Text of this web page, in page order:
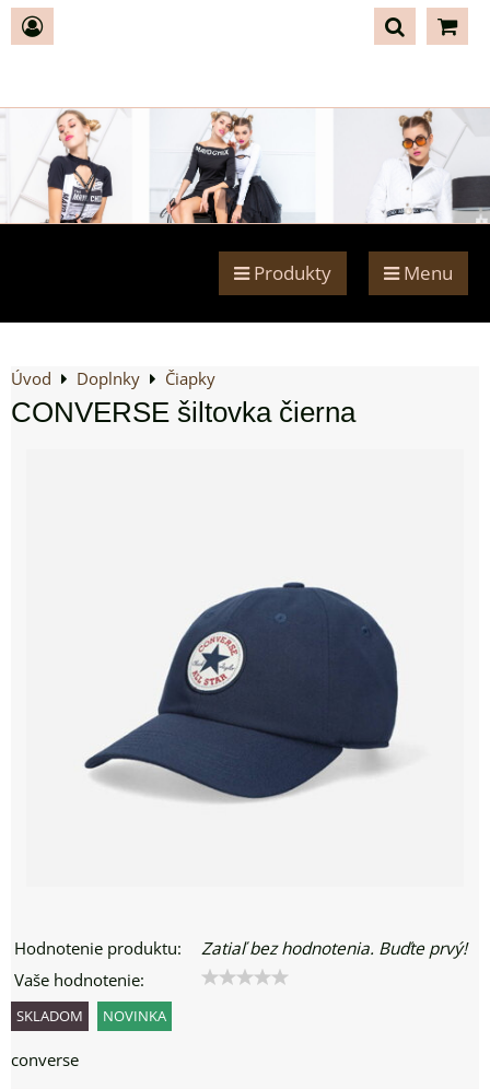
Produkty Menu
Úvod Doplnky Čiapky
CONVERSE šiltovka čierna
Hodnotenie produktu:
Zatiaľ bez hodnotenia. Buďte prvý!
Vaše hodnotenie:
SKLADOM NOVINKA
converse